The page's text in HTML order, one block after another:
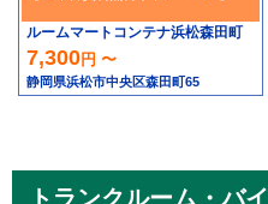
ルームマートコンテナ浜松森田町
7,300円 〜
静岡県浜松市中央区森田町65
トランクルーム・バ